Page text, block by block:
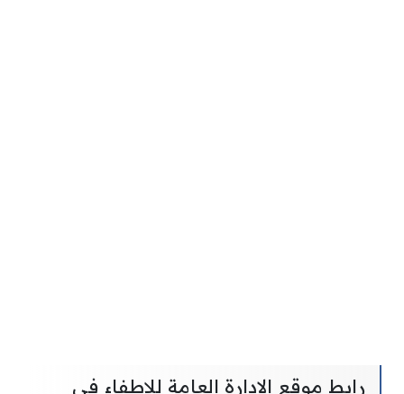
رابط موقع الادارة العامة للاطفاء في